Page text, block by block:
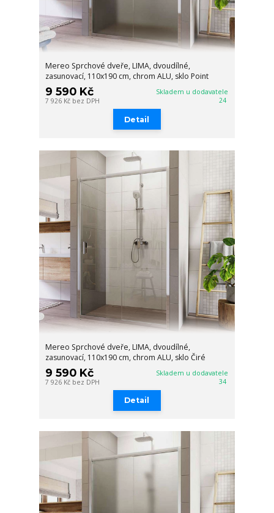
Mereo Sprchové dveře, LIMA, dvoudílné,
zasunovací, 110x190 cm, chrom ALU, sklo Point
9 590 Kč
7 926 Kč bez DPH
Skladem u dodavatele
24
Detail
Mereo Sprchové dveře, LIMA, dvoudílné,
zasunovací, 110x190 cm, chrom ALU, sklo Čiré
9 590 Kč
7 926 Kč bez DPH
Skladem u dodavatele
34
Detail